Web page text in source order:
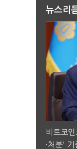
뉴스리
비트코
·처분' 기